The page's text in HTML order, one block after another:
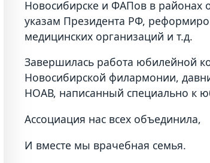
Новосибирске и ФАПов в районах
указам Президента РФ,
медицинских организаций и т.д.
Завершилась работа юбилейной
Новосибирской филармонии,
НОАВ, написанный специально к
Ассоциация нас всех объединила,
И вместе мы врачебная семья.